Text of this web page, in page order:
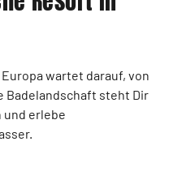
wartet darauf, von
Badelandschaft steht Dir
und erlebe